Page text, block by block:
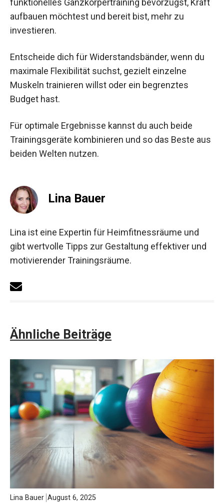
funktionelles Ganzkörpertraining bevorzugst, Kraft
aufbauen möchtest und bereit bist, mehr zu
investieren.
Entscheide dich für Widerstandsbänder, wenn du
maximale Flexibilität suchst, gezielt einzelne
Muskeln trainieren willst oder ein begrenztes
Budget hast.
Für optimale Ergebnisse kannst du auch beide
Trainingsgeräte kombinieren und so das Beste aus
beiden Welten nutzen.
Lina Bauer
Lina ist eine Expertin für Heimfitnessräume und
gibt wertvolle Tipps zur Gestaltung effektiver und
motivierender Trainingsräume.
Ähnliche Beiträge
Lina Bauer August 6, 2025